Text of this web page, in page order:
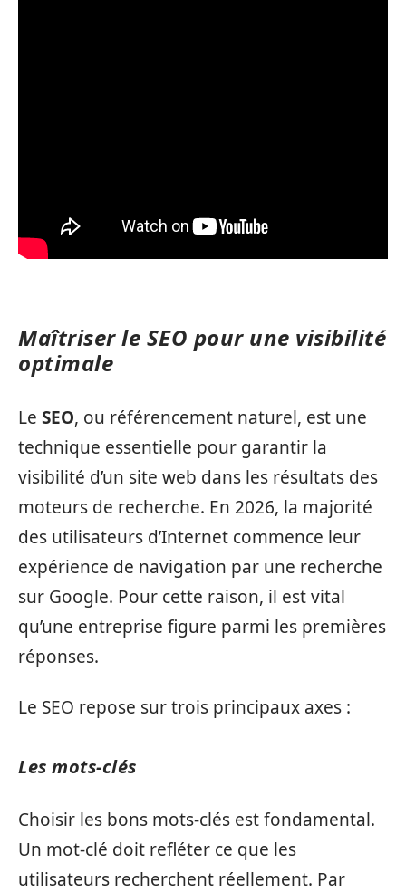
Maîtriser le SEO pour une visibilité
optimale
Le SEO, ou référencement naturel, est une
technique essentielle pour garantir la
visibilité d’un site web dans les résultats des
moteurs de recherche. En 2026, la majorité
des utilisateurs d’Internet commence leur
expérience de navigation par une recherche
sur Google. Pour cette raison, il est vital
qu’une entreprise figure parmi les premières
réponses.
Le SEO repose sur trois principaux axes :
Les mots-clés
Choisir les bons mots-clés est fondamental.
Un mot-clé doit refléter ce que les
utilisateurs recherchent réellement. Par